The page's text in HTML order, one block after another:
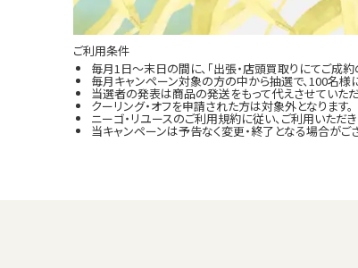
ご利用条件
毎月1日～末日の間に、「出張・店頭買取りにてご成約
毎月キャンペーン対象の方の中から抽選で、100名様
当選者の発表は商品の発送をもって代えさせていただ
クーリング・オフを申請された方は対象外となります。
ニーゴ・リユースのご利用規約に従い、ご利用いただき
当キャンペーンは予告なく変更・終了となる場合がござ